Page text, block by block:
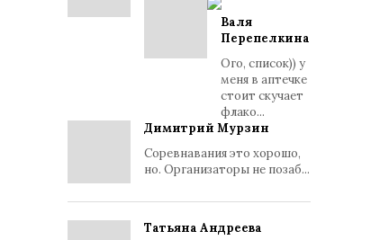
Валя
Перепелкина
Ого, список)) у
меня в аптечке
стоит скучает
флако...
Димитрий Мурзин
Соревнавания это хорошо,
но. Организаторы не позаб...
Татьяна Андреева